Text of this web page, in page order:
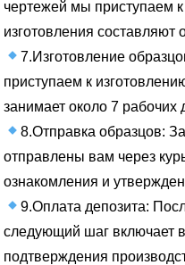
чертежей мы приступаем
изготовления составляют
7.Изготовление
приступаем к
занимает около 7 рабочих
8.Отправка образцов:
отправлены вам через
ознакомления и
9.Оплата депозита:
следующий шаг включает
подтверждения